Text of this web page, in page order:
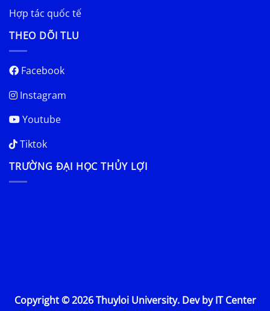
Hợp tác quốc tế
THEO DÕI TLU
Facebook
Instagram
Youtube
Tiktok
TRƯỜNG ĐẠI HỌC THỦY LỢI
Copyright © 2026 Thuyloi University. Dev by IT Center